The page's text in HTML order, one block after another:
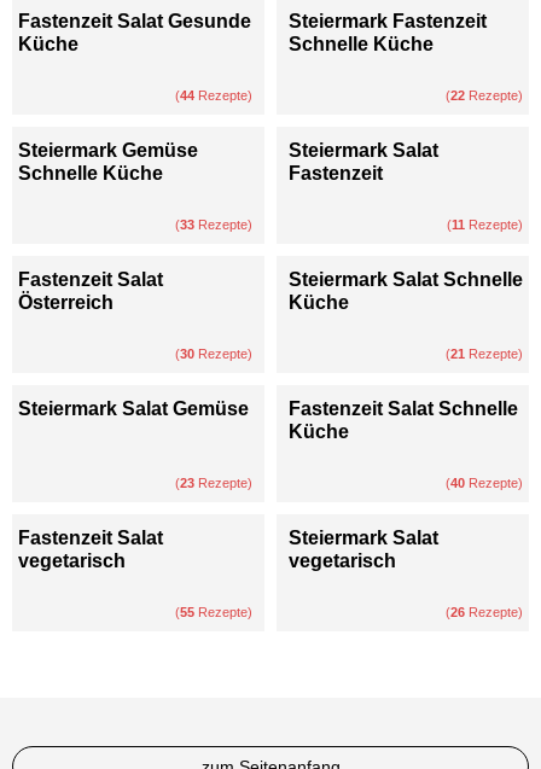
Fastenzeit Salat Gesunde
Küche
(44 Rezepte)
Steiermark Fastenzeit
Schnelle Küche
(22 Rezepte)
Steiermark Gemüse
Schnelle Küche
(33 Rezepte)
Steiermark Salat
Fastenzeit
(11 Rezepte)
Fastenzeit Salat
Österreich
(30 Rezepte)
Steiermark Salat Schnelle
Küche
(21 Rezepte)
Steiermark Salat Gemüse
(23 Rezepte)
Fastenzeit Salat Schnelle
Küche
(40 Rezepte)
Fastenzeit Salat
vegetarisch
(55 Rezepte)
Steiermark Salat
vegetarisch
(26 Rezepte)